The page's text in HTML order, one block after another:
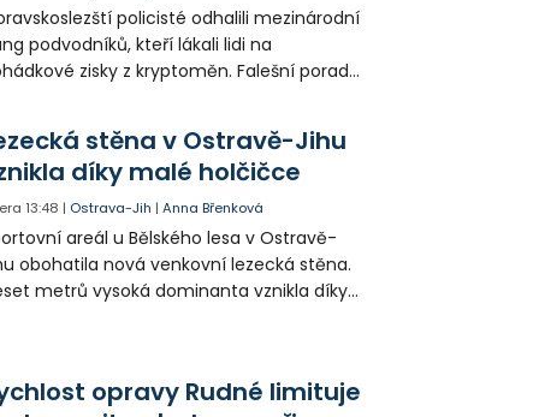
policisté odhalili mezinárodní
podvodníků, kteří lákali lidi na
zisky z kryptoměn. Falešní poradci
call centra a připravili Čechy o
až stovky milionů korun. Na padesátce
prohlídek v Kyjevě se podíleli i
vyšetřovatelé.
stěna v Ostravě-Jihu
díky malé holčičce
13:48 | Ostrava-Jih |Anna Břenková
areál u Bělského lesa v Ostravě-
obohatila nová venkovní lezecká stěna.
metrů vysoká dominanta vznikla díky
opravy Rudné limituje